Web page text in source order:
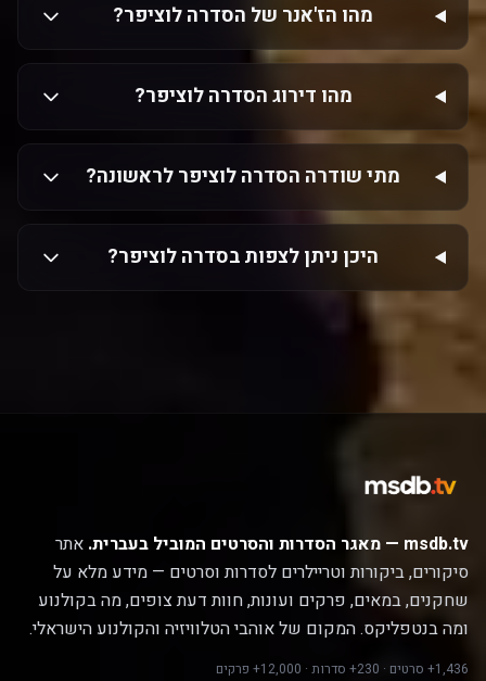
מהו הז'אנר של הסדרה לוציפר?
מהו דירוג הסדרה לוציפר?
מתי שודרה הסדרה לוציפר לראשונה?
היכן ניתן לצפות בסדרה לוציפר?
msdb.tv — מאגר הסדרות והסרטים המוביל בעברית.
אתר
סיקורים, ביקורות וטריילרים לסדרות וסרטים — מידע מלא על
שחקנים, במאים, פרקים ועונות, חוות דעת צופים, מה בקולנוע
ומה בנטפליקס. המקום של אוהבי הטלוויזיה והקולנוע הישראלי.
1,436+ סרטים · 230+ סדרות · 12,000+ פרקים